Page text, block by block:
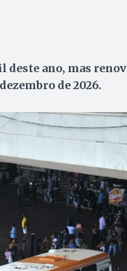
ano, mas
de 2026.